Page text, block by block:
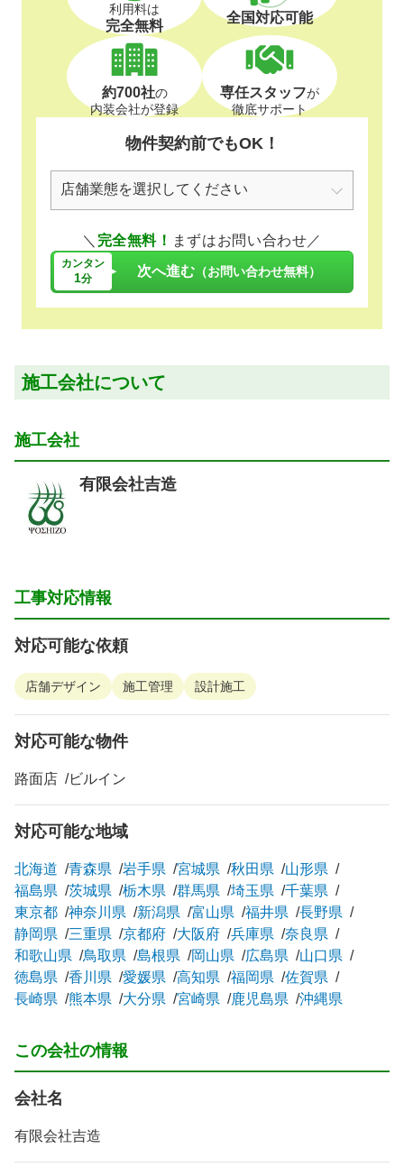
利用料は
完全無料 全国対応可能
約700社の
内装会社が登録
専任スタッフが
徹底サポート
物件契約前でもOK！
＼ 完全無料！ まずはお問い合わせ／
カンタン
1分 次へ進む （お問い合わせ無料）
施工会社について
施工会社
有限会社吉造
工事対応情報
対応可能な依頼
店舗デザイン 施工管理 設計施工
対応可能な物件
路面店 ビルイン
対応可能な地域
北海道 青森県 岩手県 宮城県 秋田県
山形県
福島県
茨城県 栃木県 群馬県 埼玉県
千葉県
東京都
神奈川県 新潟県 富山県 福井県
長野県
静岡県
三重県 京都府 大阪府 兵庫県
奈良県
和歌山県
鳥取県 島根県 岡山県 広島県
山口県
徳島県
香川県 愛媛県 高知県 福岡県
佐賀県
長崎県
熊本県 大分県 宮崎県 鹿児島県 沖縄県
この会社の情報
会社名
有限会社吉造